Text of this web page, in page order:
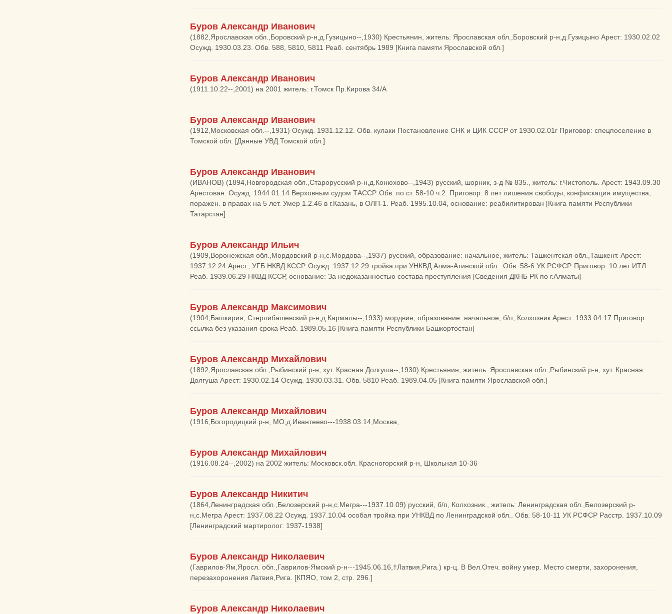
Буров Александр Иванович
(1882,Ярославская обл.,Боровский р-н,д.Гузицыно--,1930) Крестьянин, житель: Ярославская обл.,Боровский р-н,д.Гузицыно Арест: 1930.02.02
Осужд. 1930.03.23. Обв. 588, 5810, 5811 Реаб. сентябрь 1989 [Книга памяти Ярославской обл.]
Буров Александр Иванович
(1911.10.22--,2001) на 2001 житель: г.Томск Пр.Кирова 34/А
Буров Александр Иванович
(1912,Московская обл.--,1931) Осужд. 1931.12.12. Обв. кулаки Постановление СНК и ЦИК СССР от 1930.02.01г Приговор: спецпоселение в
Томской обл. [Данные УВД Томской обл.]
Буров Александр Иванович
(ИВАНОВ) (1894,Новгородская обл.,Старорусский р-н,д.Конюхово--,1943) русский, шорник, з-д № 835., житель: г.Чистополь. Арест: 1943.09.30
Арестован. Осужд. 1944.01.14 Верховным судом ТАССР. Обв. по ст. 58-10 ч.2. Приговор: 8 лет лишения свободы, конфискация имущества,
поражен. в правах на 5 лет. Умер 1.2.46 в г.Казань, в ОЛП-1. Реаб. 1995.10.04, основание: реабилитирован [Книга памяти Республики
Татарстан]
Буров Александр Ильич
(1909,Воронежская обл.,Мордовский р-н,с.Мордова--,1937) русский, образование: начальное, житель: Ташкентская обл.,Ташкент. Арест:
1937.12.24 Арест., УГБ НКВД КССР. Осужд. 1937.12.29 тройка при УНКВД Алма-Атинской обл.. Обв. 58-6 УК РСФСР. Приговор: 10 лет ИТЛ
Реаб. 1939.06.29 НКВД КССР, основание: За недоказанностью состава преступления [Сведения ДКНБ РК по г.Алматы]
Буров Александр Максимович
(1904,Башкирия, Стерлибашевский р-н,д.Кармалы--,1933) мордвин, образование: начальное, б/п, Колхозник Арест: 1933.04.17 Приговор:
ссылка без указания срока Реаб. 1989.05.16 [Книга памяти Республики Башкортостан]
Буров Александр Михайлович
(1892,Ярославская обл.,Рыбинский р-н, хут. Красная Долгуша--,1930) Крестьянин, житель: Ярославская обл.,Рыбинский р-н, хут. Красная
Долгуша Арест: 1930.02.14 Осужд. 1930.03.31. Обв. 5810 Реаб. 1989.04.05 [Книга памяти Ярославской обл.]
Буров Александр Михайлович
(1916,Богородицкий р-н, МО,д.Ивантеево---1938.03.14,Москва,
Буров Александр Михайлович
(1916.08.24--,2002) на 2002 житель: Московск.обл. Красногорский р-н, Школьная 10-36
Буров Александр Никитич
(1864,Ленинградская обл.,Белозерский р-н,с.Мегра---1937.10.09) русский, б/п, Колхозник., житель: Ленинградская обл.,Белозерский р-
н,с.Мегра Арест: 1937.08.22 Осужд. 1937.10.04 особая тройка при УНКВД по Ленинградской обл.. Обв. 58-10-11 УК РСФСР Расстр. 1937.10.09
[Ленинградский мартиролог: 1937-1938]
Буров Александр Николаевич
(Гаврилов-Ям,Яросл. обл.,Гаврилов-Ямский р-н---1945.06.16,†Латвия,Рига.) кр-ц. В Вел.Отеч. войну умер. Место смерти, захоронения,
перезахоронения Латвия,Рига. [КПЯО, том 2, стр. 296.]
Буров Александр Николаевич